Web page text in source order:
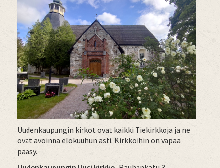
Uudenkaupungin kirkot ovat kaikki Tiekirkkoja ja ne
ovat avoinna elokuuhun asti. Kirkkoihin on vapaa
pääsy.